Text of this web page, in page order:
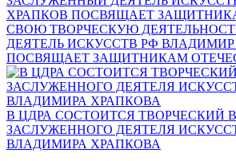
СВОЮ ТВОРЧЕСКУЮ
ДЕЯТЕЛЬ ИСКУССТВ РФ
ПОСВЯЩАЕТ ЗАЩИТНИКАМ
В ЦДРА СОСТОИТСЯ ТВОРЧЕСКИЙ
ЗАСЛУЖЕННОГО ДЕЯТЕЛЯ
ВЛАДИМИРА ХРАПКОВА